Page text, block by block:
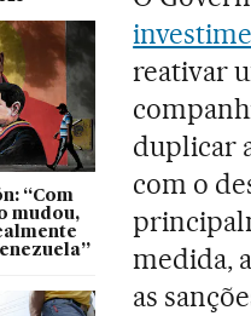
“Com
mudou,
reativar
duplicar
com o
medida,
as